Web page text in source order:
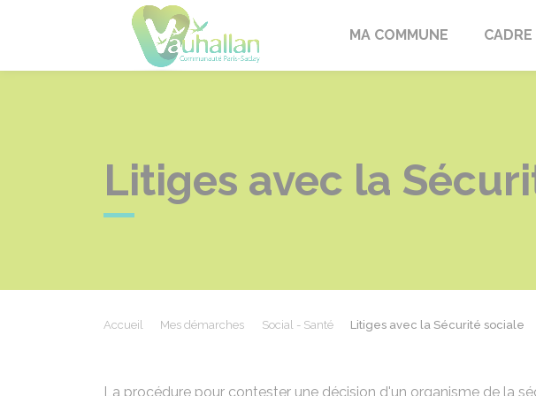
VauhallanMA COMMUNE CADRE
Litiges avec la
Accueil Mes démarches Social - Santé Litiges avec la Sécurité sociale
La procédure pour contester une décision d'un organisme de la